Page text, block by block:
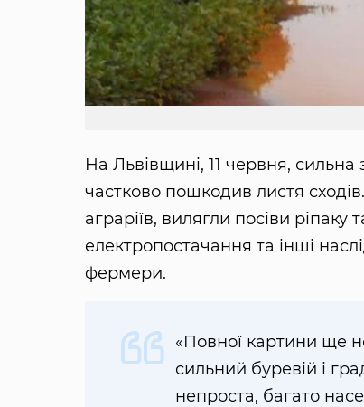
На Львівщині, 11 червня, сильна
частково пошкодив листя
аграріїв, вилягли посіви
електропостачання та інші
фермери.
«Повної картини ще
сильний буревій і
непроста, багато